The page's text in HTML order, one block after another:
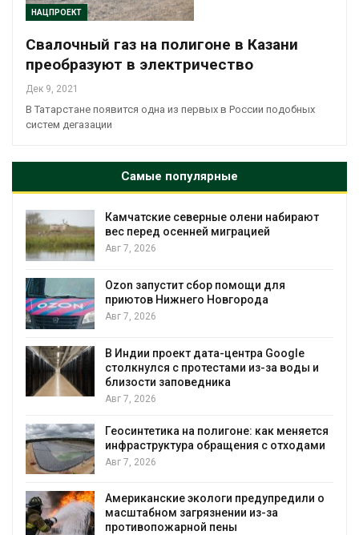
НАЦПРОЕКТ
Свалочный газ на полигоне в Казани
преобразуют в электричество
Дек 9, 2021
В Татарстане появится одна из первых в России подобных
систем дегазации
Самые популярные
Камчатские северные олени набирают
вес перед осенней миграцией
Авг 7, 2026
Ozon запустит сбор помощи для
приютов Нижнего Новгорода
Авг 7, 2026
В Индии проект дата-центра Google
столкнулся с протестами из-за воды и
близости заповедника
Авг 7, 2026
Геосинтетика на полигоне: как меняется
инфраструктура обращения с отходами
Авг 7, 2026
Американские экологи предупредили о
масштабном загрязнении из-за
противопожарной пены